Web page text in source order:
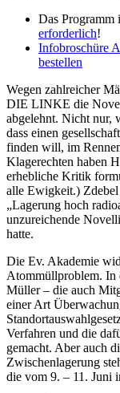
Das Programm
erforderlich!
Infobroschüre
bestellen
Wegen zahlreicher
DIE LINKE die
abgelehnt. Nicht nur,
dass einen
finden will, im
Klagerechten haben
erhebliche Kritik
alle Ewigkeit.)
„Lagerung hoch
unzureichende
hatte.
Die Ev. Akademie
Atommüllproblem. In
Müller – die auch
einer Art
Verfahren und die
gemacht. Aber auch
Zwischenlagerung
die vom 9. – 11. Juni